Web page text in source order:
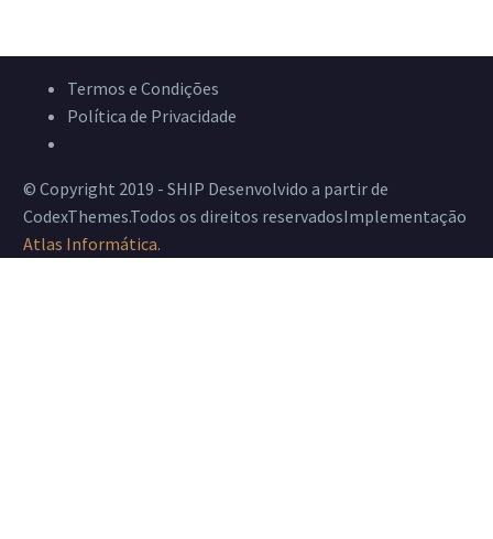
Termos e Condições
Política de Privacidade
© Copyright 2019 - SHIP Desenvolvido a partir de
CodexThemes.Todos os direitos reservadosImplementação
Atlas Informática.